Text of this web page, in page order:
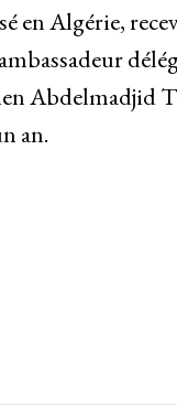
en Algérie,
Abdelmadjid
an.